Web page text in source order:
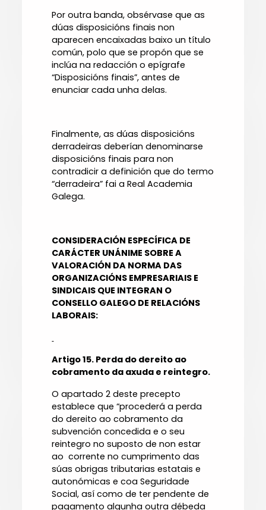
Por outra banda, obsérvase que as
dúas disposicións finais non
aparecen encaixadas baixo un título
común, polo que se propón que se
inclúa na redacción o epígrafe
“Disposicións finais”, antes de
enunciar cada unha delas.
Finalmente, as dúas disposicións
derradeiras deberían denominarse
disposicións finais para non
contradicir a definición que do termo
“derradeira” fai a Real Academia
Galega.
CONSIDERACIÓN ESPECÍFICA DE
CARÁCTER UNÁNIME SOBRE A
VALORACIÓN DA NORMA DAS
ORGANIZACIÓNS EMPRESARIAIS E
SINDICAIS QUE INTEGRAN O
CONSELLO GALEGO DE RELACIÓNS
LABORAIS:
Artigo 15. Perda do dereito ao
cobramento da axuda e reintegro.
O apartado 2 deste precepto
establece que “procederá a perda
do dereito ao cobramento da
subvención concedida e o seu
reintegro no suposto de non estar
ao corrente no cumprimento das
súas obrigas tributarias estatais e
autonómicas e coa Seguridade
Social, así como de ter pendente de
pagamento algunha outra débeda